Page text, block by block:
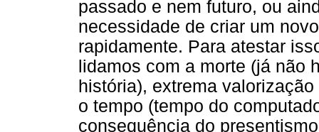
passado e nem futuro, ou
necessidade de criar um
rapidamente. Para atestar
lidamos com a morte (já não
história), extrema
o tempo (tempo do
consequência do